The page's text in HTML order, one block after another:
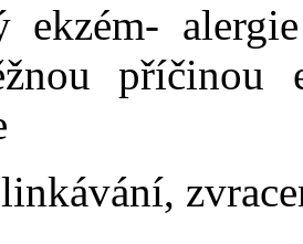
ekzém-
příčinou